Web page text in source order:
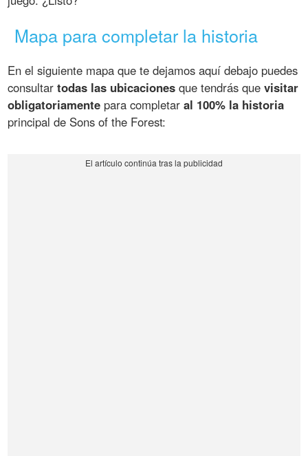
Mapa para completar la historia
En el siguiente mapa que te dejamos aquí debajo puedes
consultartodas las ubicaciones que tendrás quevisitar
obligatoriamente para completaral 100% la historia
principal de Sons of the Forest: